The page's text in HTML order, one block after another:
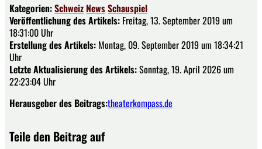
Kategorien:Schweiz NewsSchauspiel
Veröffentlichung des Artikels: Freitag, 13. September 2019 um
18:31:00 Uhr
Erstellung des Artikels: Montag, 09. September 2019 um 18:34:21
Uhr
Letzte Aktualisierung des Artikels:Sonntag, 19. April 2026 um
22:23:04 Uhr
Herausgeber des Beitrags:theaterkompass.de
Teile den Beitrag auf